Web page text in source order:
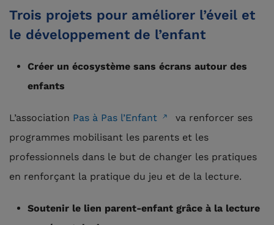
Trois projets pour améliorer l’éveil et
le développement de l’enfant
Créer un écosystème sans écrans autour des
enfants
L’association Pas à Pas l’Enfant
va renforcer ses
programmes mobilisant les parents et les
professionnels dans le but de changer les pratiques
en renforçant la pratique du jeu et de la lecture.
Soutenir le lien parent-enfant grâce à la lecture